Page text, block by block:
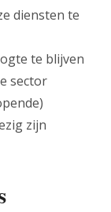
diensten te
te blijven
sector
zijn